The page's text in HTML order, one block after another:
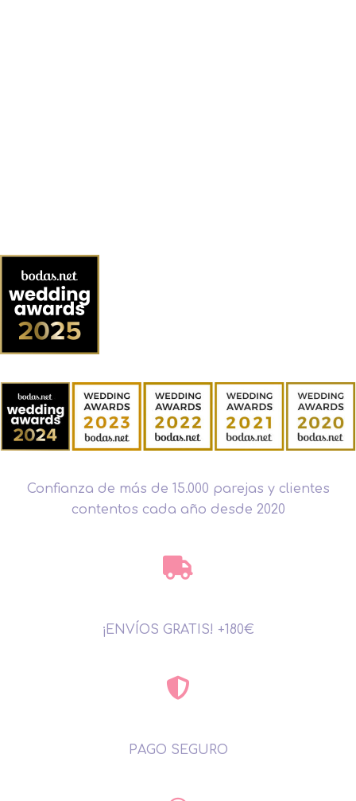
Confianza de más de 15.000 parejas y clientes
contentos cada año desde 2020
¡ENVÍOS GRATIS! +180€
PAGO SEGURO